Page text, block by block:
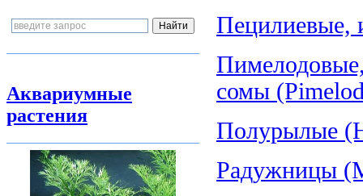
Аквариумные
растения
Пецилиевые,
сомы
Полурылые
Радужницы